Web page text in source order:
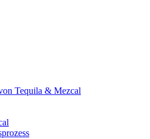
Tequila & Mezcal